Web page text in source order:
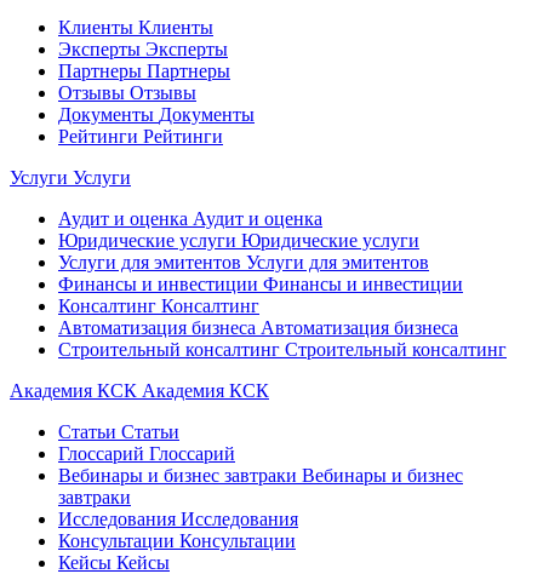
Клиенты Клиенты
Эксперты Эксперты
Партнеры Партнеры
Отзывы Отзывы
Документы Документы
Рейтинги Рейтинги
Услуги Услуги
Аудит и оценка Аудит и оценка
Юридические услуги Юридические услуги
Услуги для эмитентов Услуги для эмитентов
Финансы и инвестиции Финансы и инвестиции
Консалтинг Консалтинг
Автоматизация бизнеса Автоматизация бизнеса
Строительный консалтинг Строительный консалтинг
Академия КСК Академия КСК
Статьи Статьи
Глоссарий Глоссарий
Вебинары и бизнес завтраки Вебинары и бизнес
завтраки
Исследования Исследования
Консультации Консультации
Кейсы Кейсы